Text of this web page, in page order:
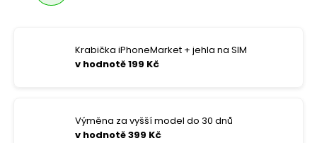
Krabička iPhoneMarket + jehla na SIM
v hodnotě 199 Kč
Výměna za vyšší model do 30 dnů
v hodnotě 399 Kč